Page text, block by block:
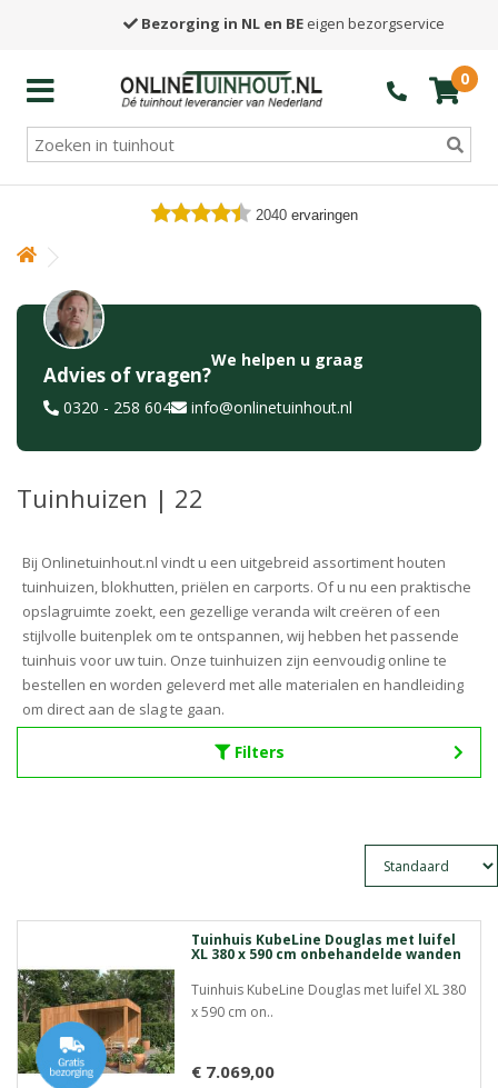
Bezorging in NL en BEeigen bezorgservice
0
2040 ervaringen
Advies of vragen?
We helpen u graag
0320 - 258 604 info@onlinetuinhout.nl
Tuinhuizen | 22
Bij Onlinetuinhout.nl vindt u een uitgebreid assortiment houten
tuinhuizen, blokhutten, priëlen en carports. Of u nu een praktische
opslagruimte zoekt, een gezellige veranda wilt creëren of een
stijlvolle buitenplek om te ontspannen, wij hebben het passende
tuinhuis voor uw tuin. Onze tuinhuizen zijn eenvoudig online te
bestellen en worden geleverd met alle materialen en handleiding
om direct aan de slag te gaan.
Filters
Tuinhuis KubeLine Douglas met luifel
XL 380 x 590 cm onbehandelde wanden
Tuinhuis KubeLine Douglas met luifel XL 380
x 590 cm on..
€ 7.069,00